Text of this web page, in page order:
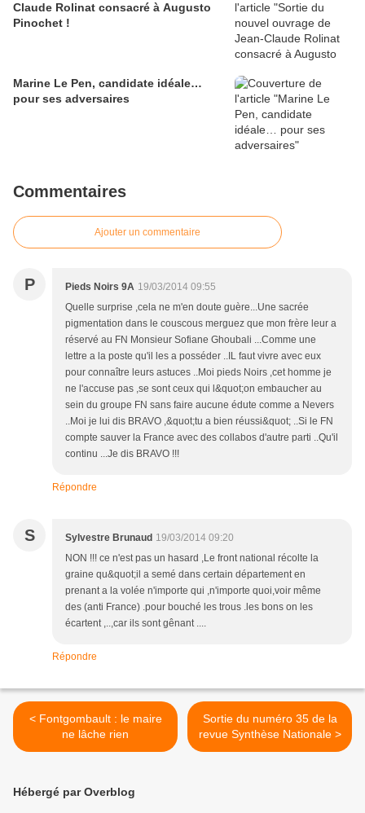
Claude Rolinat consacré à Augusto
Pinochet !
Marine Le Pen, candidate idéale…
pour ses adversaires
Commentaires
Ajouter un commentaire
P Pieds Noirs 9A 19/03/2014 09:55
Quelle surprise ,cela ne m'en doute guère...Une sacrée
pigmentation dans le couscous merguez que mon frère leur a
réservé au FN Monsieur Sofiane Ghoubali ...Comme une
lettre a la poste qu'il les a posséder ..IL faut vivre avec eux
pour connaître leurs astuces ..Moi pieds Noirs ,cet homme je
ne l'accuse pas ,se sont ceux qui l&quot;on embaucher au
sein du groupe FN sans faire aucune édute comme a Nevers
..Moi je lui dis BRAVO ,&quot;tu a bien réussi&quot; ..Si le FN
compte sauver la France avec des collabos d'autre parti ..Qu'il
continu ...Je dis BRAVO !!!
Répondre
S Sylvestre Brunaud 19/03/2014 09:20
NON !!! ce n'est pas un hasard ,Le front national récolte la
graine qu&quot;il a semé dans certain département en
prenant a la volée n'importe qui ,n'importe quoi,voir même
des (anti France) .pour bouché les trous .les bons on les
écartent ,..,car ils sont gênant ....
Répondre
< Fontgombault : le maire
ne lâche rien
Sortie du numéro 35 de la
revue Synthèse Nationale >
Hébergé par Overblog